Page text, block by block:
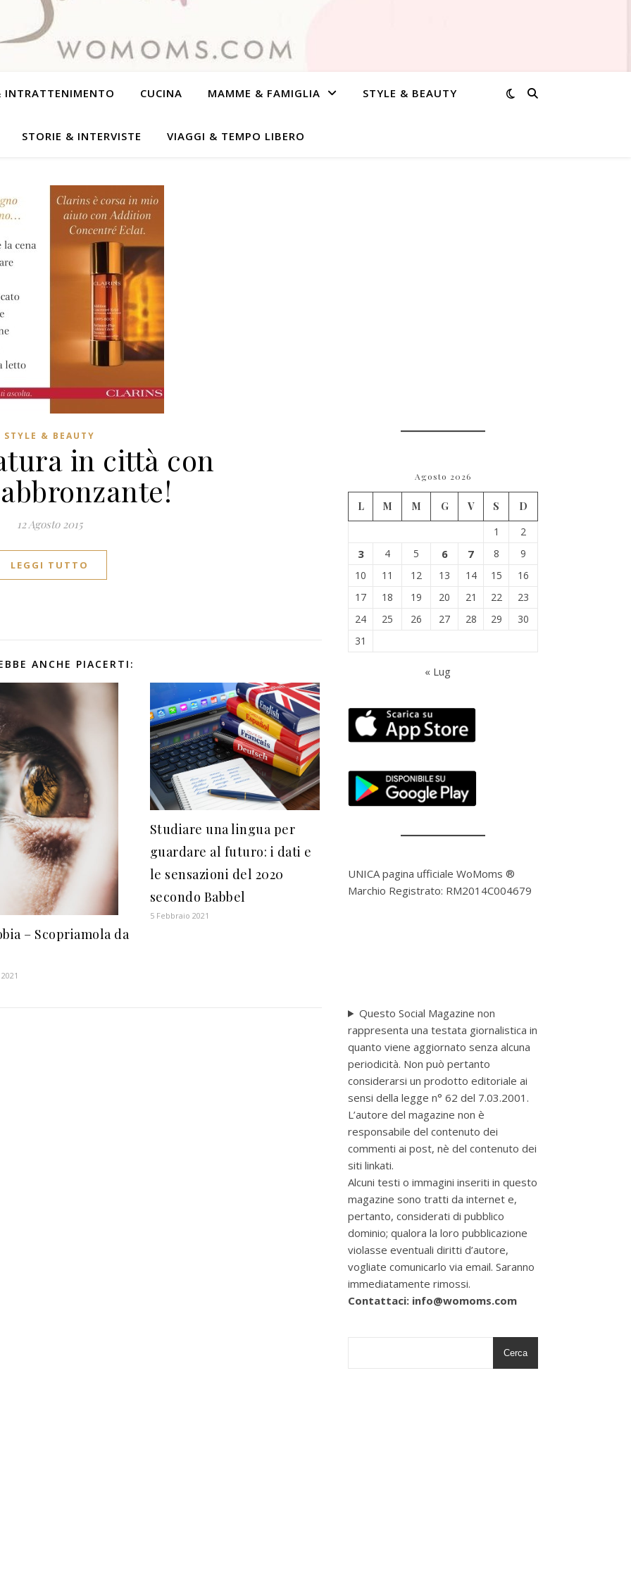
INTRATTENIMENTO CUCINA MAMME & FAMIGLIA STYLE & BEAUTY
STORIE & INTERVISTE VIAGGI & TEMPO LIBERO
STYLE & BEAUTY
in città con
12 Agosto 2015
LEGGI TUTTO
ANCHE PIACERTI:
– Scopriamola da
Studiare una lingua per
guardare al futuro: i dati e
le sensazioni del 2020
secondo Babbel
5 Febbraio 2021
Agosto 2026
L M M G V S
D
1
2
3 4 5 6 7 8
9
10
11 12 13 14 15
16
17
18 19 20 21 22
23
24
25 26 27 28 29
30
31
« Lug
UNICA pagina ufficiale WoMoms ®
Marchio Registrato: RM2014C004679
Questo Social Magazine non
rappresenta una testata giornalistica in
quanto viene aggiornato senza alcuna
periodicità. Non può pertanto
considerarsi un prodotto editoriale ai
sensi della legge n° 62 del 7.03.2001.
L’autore del magazine non è
responsabile del contenuto dei
commenti ai post, nè del contenuto dei
siti linkati.
Alcuni testi o immagini inseriti in questo
magazine sono tratti da internet e,
pertanto, considerati di pubblico
dominio; qualora la loro pubblicazione
violasse eventuali diritti d’autore,
vogliate comunicarlo via email. Saranno
immediatamente rimossi.
Contattaci: info@womoms.com
Cerca